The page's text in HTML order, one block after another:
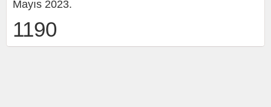
Mayıs 2023.
1190